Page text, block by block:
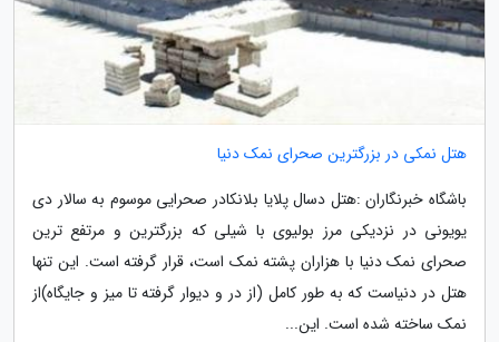
هتل نمکی در بزرگترین صحرای نمک دنیا
باشگاه خبرنگاران :هتل دسال پلایا بلانکادر صحرایی موسوم به سالار دی
یویونی در نزدیکی مرز بولیوی با شیلی که بزرگترین و مرتفع ترین
صحرای نمک دنیا با هزاران پشته نمک است، قرار گرفته است. این تنها
هتل در دنیاست که به طور کامل (از در و دیوار گرفته تا میز و جایگاه)از
نمک ساخته شده است. این...